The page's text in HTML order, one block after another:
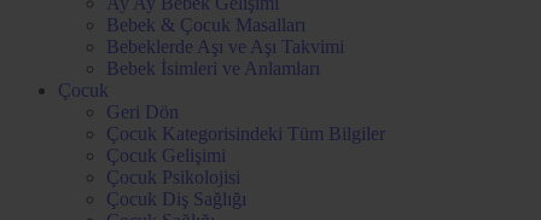
Bebek & Çocuk Masalları
Bebeklerde Aşı ve Aşı Takvimi
Bebek İsimleri ve Anlamları
Çocuk
Geri Dön
Çocuk Kategorisindeki Tüm Bilgiler
Çocuk Gelişimi
Çocuk Psikolojisi
Çocuk Diş Sağlığı